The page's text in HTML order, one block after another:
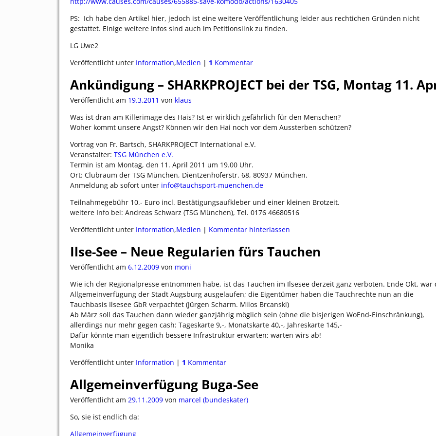
PS: Ich habe den Artikel hier, jedoch ist eine weitere Veröffentlichung leider aus rechtichen Gründen nicht
gestattet. Einige weitere Infos sind auch im Petitionslink zu finden.
LG Uwe2
Veröffentlicht unter Information,Medien | 1 Kommentar
Ankündigung – SHARKPROJECT bei der TSG, Montag 11.
Veröffentlicht am 19.3.2011 von klaus
Was ist dran am Killerimage des Hais? Ist er wirklich gefährlich für den Menschen?
Woher kommt unsere Angst? Können wir den Hai noch vor dem Aussterben schützen?
Vortrag von Fr. Bartsch, SHARKPROJECT International e.V.
Veranstalter: TSG München e.V.
Termin ist am Montag, den 11. April 2011 um 19.00 Uhr.
Ort: Clubraum der TSG München, Dientzenhoferstr. 68, 80937 München.
Anmeldung ab sofort unter info@tauchsport-muenchen.de
Teilnahmegebühr 10.- Euro incl. Bestätigungsaufkleber und einer kleinen Brotzeit.
weitere Info bei: Andreas Schwarz (TSG München), Tel. 0176 46680516
Veröffentlicht unter Information,Medien | Kommentar hinterlassen
Ilse-See – Neue Regularien fürs Tauchen
Veröffentlicht am 6.12.2009 von moni
Wie ich der Regionalpresse entnommen habe, ist das Tauchen im Ilsesee derzeit ganz verboten. Ende Okt. war
Allgemeinverfügung der Stadt Augsburg ausgelaufen; die Eigentümer haben die Tauchrechte nun an die
Tauchbasis Ilsesee GbR verpachtet (Jürgen Scharm. Milos Brcanski)
Ab März soll das Tauchen dann wieder ganzjährig möglich sein (ohne die bisjerigen WoEnd-Einschränkung),
allerdings nur mehr gegen cash: Tageskarte 9,-, Monatskarte 40,-, Jahreskarte 145,-
Dafür könnte man eigentlich bessere Infrastruktur erwarten; warten wirs ab!
Monika
Veröffentlicht unter Information | 1 Kommentar
Allgemeinverfügung Buga-See
Veröffentlicht am 29.11.2009 von marcel (bundeskater)
So, sie ist endlich da:
Allgemeinverfügung